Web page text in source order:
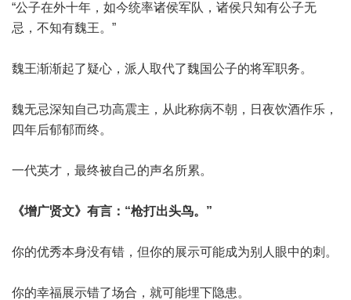
“公子在外十年，如今统率诸侯军队，诸侯只知有公子无
忌，不知有魏王。”
魏王渐渐起了疑心，派人取代了魏国公子的将军职务。
魏无忌深知自己功高震主，从此称病不朝，日夜饮酒作乐，
四年后郁郁而终。
一代英才，最终被自己的声名所累。
《增广贤文》有言：“枪打出头鸟。”
你的优秀本身没有错，但你的展示可能成为别人眼中的刺。
你的幸福展示错了场合，就可能埋下隐患。